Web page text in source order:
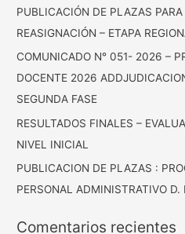
PUBLICACIÓN DE PLAZAS PARA
REASIGNACIÓN – ETAPA
COMUNICADO N° 051- 2026 –
DOCENTE 2026
SEGUNDA FASE
RESULTADOS FINALES –
NIVEL INICIAL
PUBLICACION DE PLAZAS :
PERSONAL ADMINISTRATIVO D.
Comentarios recientes